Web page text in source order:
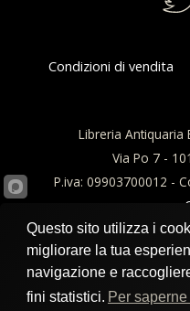
Condizioni di vendita
Libreria Antiquaria
Via Po 7 -
P.iva: 09903700012 -
Questo sito utilizza i
migliorare la tua
navigazione e
fini statistici. Per